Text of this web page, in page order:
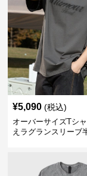
¥5,090 (税込)
オーバーサイズTシ
えラグランスリーブ